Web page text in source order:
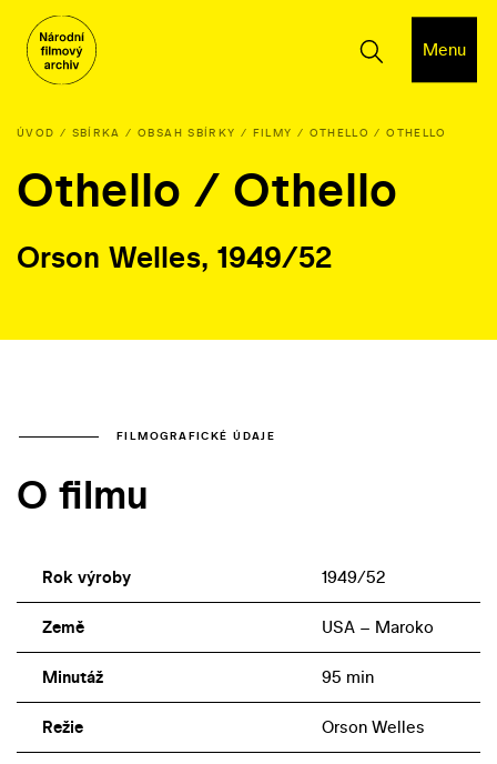
Menu
ÚVOD SBÍRKA OBSAH SBÍRKY FILMY OTHELLO / OTHELLO
Othello / Othello
Orson Welles, 1949/52
FILMOGRAFICKÉ ÚDAJE
O filmu
Rok výroby 1949/52
Země USA – Maroko
Minutáž 95 min
Režie Orson Welles